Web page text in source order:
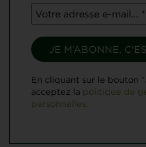
En cliquant sur le bouton
acceptez la politique de
personnelles.